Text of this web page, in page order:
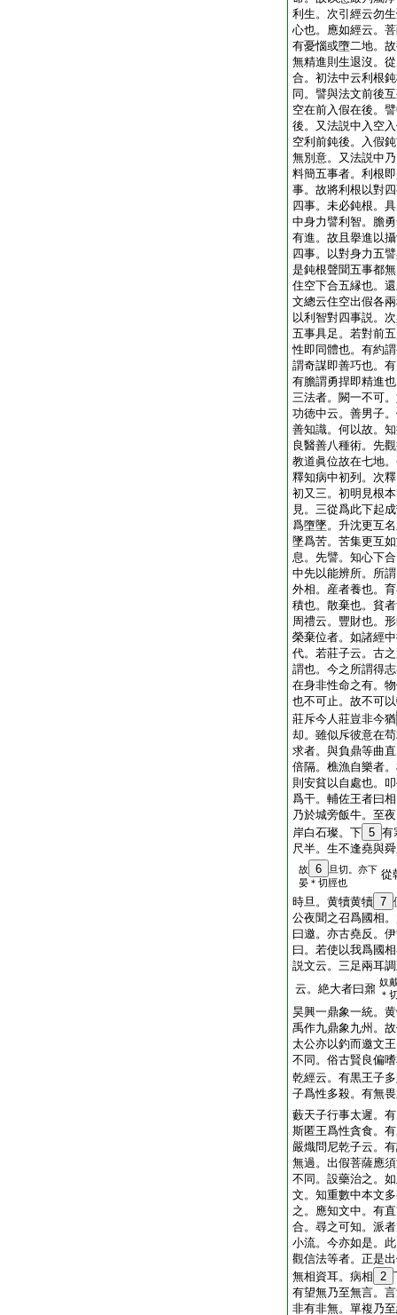
利生。次引經云勿
心也。應如經云。
有憂惱或墮二地。
無精進則生退沒。
合。初法中云利根
同。譬與法文前後
空在前入假在後。
後。又法説中入空
空利前鈍後。入假
無別意。又法説中
料簡五事者。利根
事。故將利根以對
四事。未必鈍根。
中身力譬利智。膽
有進。故且擧進以
四事。以對身力五
是鈍根聲聞五事都
住空下合五縁也。
文總云住空出假各
以利智對四事説。
五事具足。若對前
性即同體也。有約
謂奇謀即善巧也。
有膽謂勇捍即精進
三法者。闕一不可
功徳中云。善男子
善知識。何以故。
良醫善八種術。先
教道眞位故在七地
釋知病中初列。次
初又三。初明見根
見。三從爲此下起
爲墮墜。升沈更互
墜爲苦。苦集更互
息。先譬。知心下
中先以能辨所。所
外相。産者養也。
積也。散棄也。貧
周禮云。豐財也。
榮棄位者。如諸經
代。若莊子云。古
謂也。今之所謂得
在身非性命之有。
也不可止。故不可
莊斥今人莊豈非今猶
却。雖似斥彼意在
求者。與負鼎等曲
倍隔。樵漁自樂者
則安貧以自處也。
爲干。輔佐王者曰
乃於城旁飯牛。至
岸白石璨。下 5 有
尺半。生不逢堯與
故 6
旦切。亦下
晏＊切脛也
從
時旦。黄犢黄犢 7
公夜聞之召爲國相
曰邀。亦古堯反。
曰。若使以我爲國
説文云。三足兩耳
云。絶大者曰鼐 奴
＊
昊興一鼎象一統。
禹作九鼎象九州。
太公亦以釣而邀文
不同。俗古賢良偏
乾經云。有黒王子
子爲性多殺。有無
藪天子行事太遲。
斯匿王爲性貪食。
嚴熾問尼乾子云。
無過。出假菩薩應
不同。設藥治之。
文。知重數中本文
之。應知文中。有
合。尋之可知。派
小流。今亦如是。
觀信法等者。正是
無相資耳。病相 2
有望無乃至無言。
非有非無。單複乃